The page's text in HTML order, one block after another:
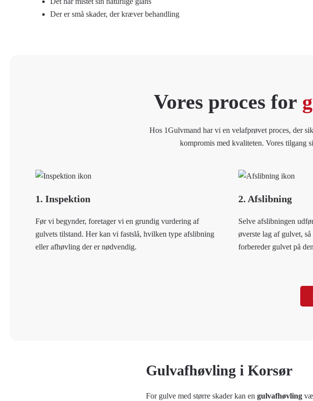
Der er små skader, der kræver behandling
Vores proces for
Hos 1Gulvmand har vi en velafprøvet proces, der
kompromis med kvaliteten. Vores tilgang
1. Inspektion
Før vi begynder, foretager vi en grundig vurdering af
gulvets tilstand. Her kan vi fastslå, hvilken type afslibning
eller afhøvling der er nødvendig.
2. Afslibning
Selve afslibningen
øverste lag af gulvet,
forbereder gulvet på
Gulvafhøvling i Korsør
For gulve med større skader kan en gulvafhøvling